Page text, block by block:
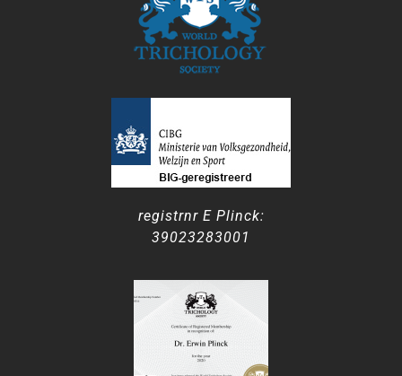
registrnr E Plinck:
39023283001